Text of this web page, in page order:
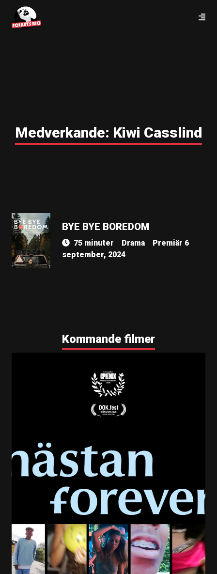
Medverkande: Kiwi Casslind
BYE BYE BOREDOM
75 minuter Drama
Premiär 6
september, 2024
Kommande filmer